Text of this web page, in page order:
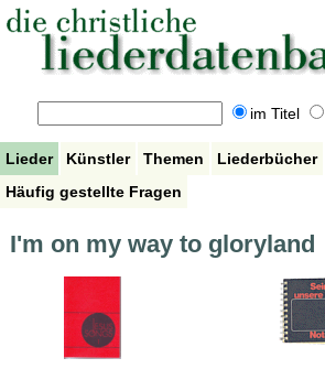
im Titel
Lieder Künstler Themen Liederbücher
Häufig gestellte Fragen
I'm on my way to gloryland